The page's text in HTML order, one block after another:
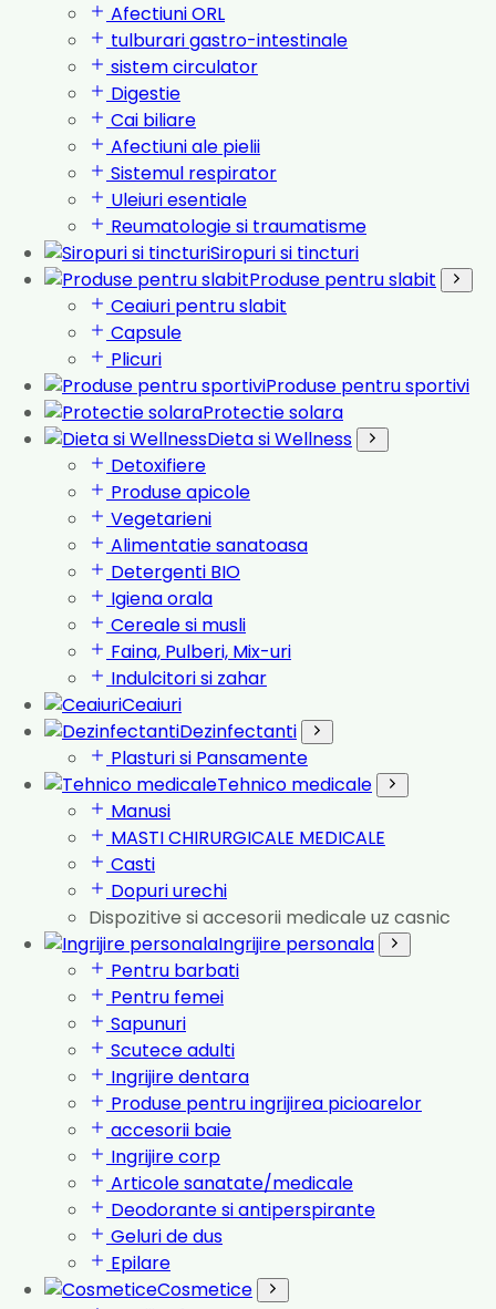
Afectiuni ORL
tulburari gastro-intestinale
sistem circulator
Digestie
Cai biliare
Afectiuni ale pielii
Sistemul respirator
Uleiuri esentiale
Reumatologie si traumatisme
Siropuri si tincturi
Produse pentru slabit
Ceaiuri pentru slabit
Capsule
Plicuri
Produse pentru sportivi
Protectie solara
Dieta si Wellness
Detoxifiere
Produse apicole
Vegetarieni
Alimentatie sanatoasa
Detergenti BIO
Igiena orala
Cereale si musli
Faina, Pulberi, Mix-uri
Indulcitori si zahar
Ceaiuri
Dezinfectanti
Plasturi si Pansamente
Tehnico medicale
Manusi
MASTI CHIRURGICALE MEDICALE
Casti
Dopuri urechi
Dispozitive si accesorii medicale uz casnic
Ingrijire personala
Pentru barbati
Pentru femei
Sapunuri
Scutece adulti
Ingrijire dentara
Produse pentru ingrijirea picioarelor
accesorii baie
Ingrijire corp
Articole sanatate/medicale
Deodorante si antiperspirante
Geluri de dus
Epilare
Cosmetice